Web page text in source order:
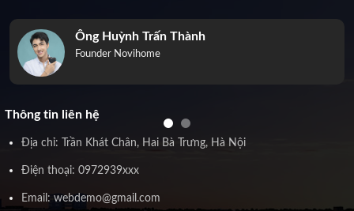
Ông Huỳnh Trấn Thành
Founder Novihome
Thông tin liên hệ
Địa chỉ: Trần Khát Chân, Hai Bà Trưng, Hà Nội
Điện thoại: 0972939xxx
Email: webdemo@gmail.com